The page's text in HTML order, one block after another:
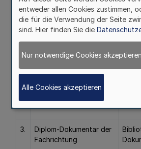
mit dem Studiengang
Fachrichtung
3.
Diplom-Dokumentar der
Fachrichtung
entweder allen Cookies zustimmen,
die für die Verwendung der Seite
sind. Hier finden Sie die
Nur notwendige Cookies akzeptieren
Alle Cookies akzeptieren